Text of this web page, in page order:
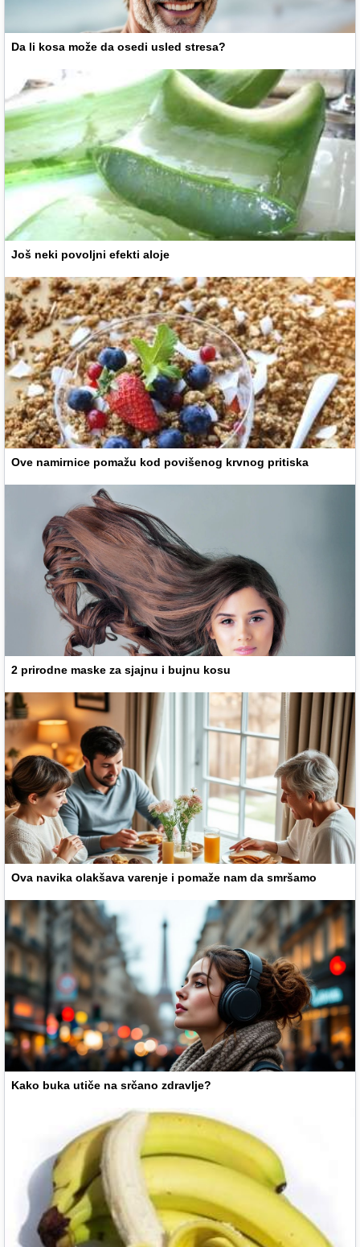
Da li kosa može da osedi usled stresa?
Još neki povoljni efekti aloje
Ove namirnice pomažu kod povišenog krvnog pritiska
2 prirodne maske za sjajnu i bujnu kosu
Ova navika olakšava varenje i pomaže nam da smršamo
Kako buka utiče na srčano zdravlje?